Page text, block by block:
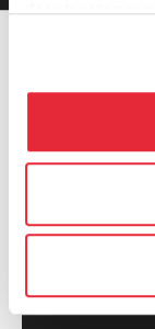
daar
kunnen deze
hebben
kunt alle
We werken
kunnen